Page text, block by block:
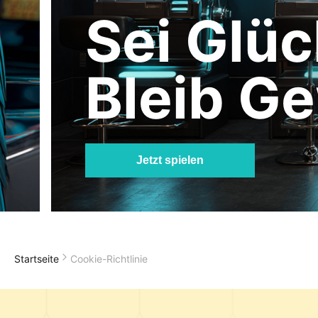
Sei
Bleib
Jetzt spielen
Startseite Cookie-Richtlinie